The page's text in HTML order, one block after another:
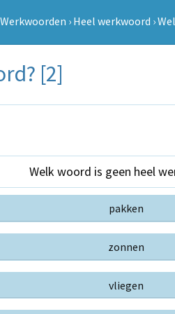
Werkwoorden › Heel werkwoord ›
[2]
Welk woord is geen heel
pakken
zonnen
vliegen